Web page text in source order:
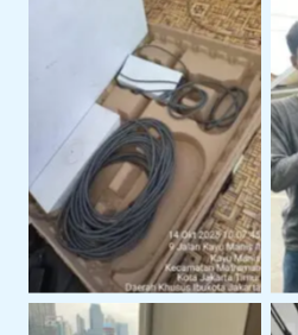
Perangkat Starlink
Siap Pakai Untuk
Operasional